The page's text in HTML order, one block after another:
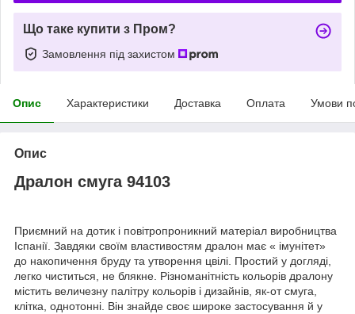
Що таке купити з Пром?
Замовлення під захистом
Опис Характеристики Доставка Оплата Умови
Опис
Дралон смуга 94103
Приємний на дотик і повітропроникний матеріал виробництва
Іспанії. Завдяки своїм властивостям дралон має « імунітет»
до накопичення бруду та утворення цвілі. Простий у догляді,
легко чиститься, не блякне. Різноманітність кольорів дралону
містить величезну палітру кольорів і дизайнів, як-от смуга,
клітка, однотонні. Він знайде своє широке застосування й у